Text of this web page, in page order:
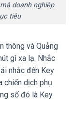
doanh nghiệp
tiêu
thông và Quảng
gì xa lạ. Nhắc
nhắc đến Key
chiến dịch phụ
số đó là Key